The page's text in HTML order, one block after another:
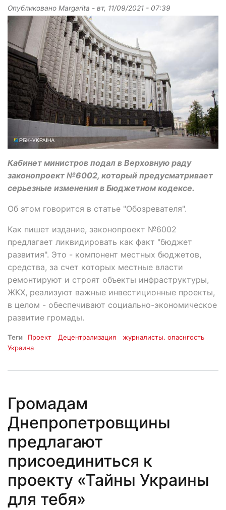
Опубликовано Margarita - вт, 11/09/2021 - 07:39
Кабинет министров подал в Верховную раду
законопроект №6002, который предусматривает
серьезные изменения в Бюджетном кодексе.
Об этом говорится в статье "Обозревателя".
Как пишет издание, законопроект №6002
предлагает ликвидировать как факт "бюджет
развития". Это - компонент местных бюджетов,
средства, за счет которых местные власти
ремонтируют и строят объекты инфраструктуры,
ЖКХ, реализуют важные инвестиционные проекты,
в целом - обеспечивают социально-экономическое
развитие громады.
Теги Проект Децентрализация
журналисты. опаснгость
Украина
Громадам
Днепропетровщины
предлагают
присоединиться к
проекту «Тайны Украины
для тебя»